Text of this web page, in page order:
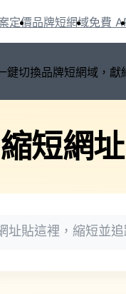
鍵切換品牌短網域，
定價品牌短網域免費
縮短網址